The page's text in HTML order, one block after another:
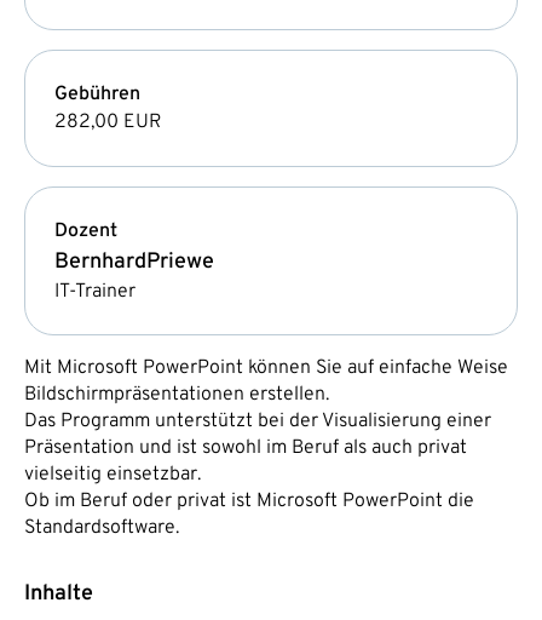
Gebühren
282,00 EUR
Dozent
BernhardPriewe
IT-Trainer
Mit Microsoft PowerPoint können Sie auf einfache Weise
Bildschirmpräsentationen erstellen.
Das Programm unterstützt bei der Visualisierung einer
Präsentation und ist sowohl im Beruf als auch privat
vielseitig einsetzbar.
Ob im Beruf oder privat ist Microsoft PowerPoint die
Standardsoftware.
Inhalte